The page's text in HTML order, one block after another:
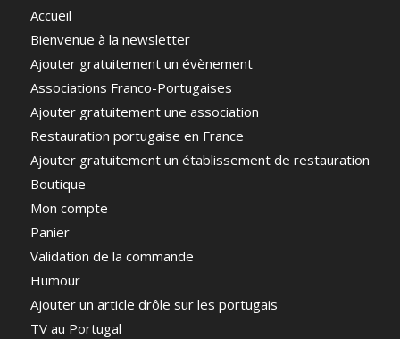
Accueil
Bienvenue à la newsletter
Ajouter gratuitement un évènement
Associations Franco-Portugaises
Ajouter gratuitement une association
Restauration portugaise en France
Ajouter gratuitement un établissement de restauration
Boutique
Mon compte
Panier
Validation de la commande
Humour
Ajouter un article drôle sur les portugais
TV au Portugal